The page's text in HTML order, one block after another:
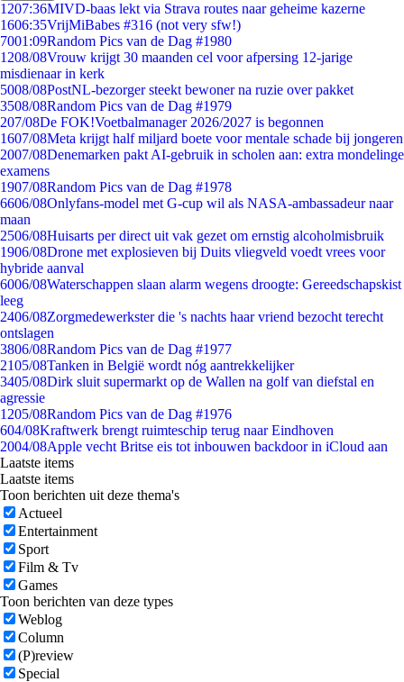
1207:36MIVD-baas lekt via Strava routes naar geheime kazerne
1606:35VrijMiBabes #316 (not very sfw!)
7001:09Random Pics van de Dag #1980
1208/08Vrouw krijgt 30 maanden cel voor afpersing 12-jarige
misdienaar in kerk
5008/08PostNL-bezorger steekt bewoner na ruzie over pakket
3508/08Random Pics van de Dag #1979
207/08De FOK!Voetbalmanager 2026/2027 is begonnen
1607/08Meta krijgt half miljard boete voor mentale schade bij jongeren
2007/08Denemarken pakt AI-gebruik in scholen aan: extra mondelinge
examens
1907/08Random Pics van de Dag #1978
6606/08Onlyfans-model met G-cup wil als NASA-ambassadeur naar
maan
2506/08Huisarts per direct uit vak gezet om ernstig alcoholmisbruik
1906/08Drone met explosieven bij Duits vliegveld voedt vrees voor
hybride aanval
6006/08Waterschappen slaan alarm wegens droogte: Gereedschapskist
leeg
2406/08Zorgmedewerkster die 's nachts haar vriend bezocht terecht
ontslagen
3806/08Random Pics van de Dag #1977
2105/08Tanken in België wordt nóg aantrekkelijker
3405/08Dirk sluit supermarkt op de Wallen na golf van diefstal en
agressie
1205/08Random Pics van de Dag #1976
604/08Kraftwerk brengt ruimteschip terug naar Eindhoven
2004/08Apple vecht Britse eis tot inbouwen backdoor in iCloud aan
Laatste items
Laatste items
Toon berichten uit deze thema's
Actueel
Entertainment
Sport
Film & Tv
Games
Toon berichten van deze types
Weblog
Column
(P)review
Special